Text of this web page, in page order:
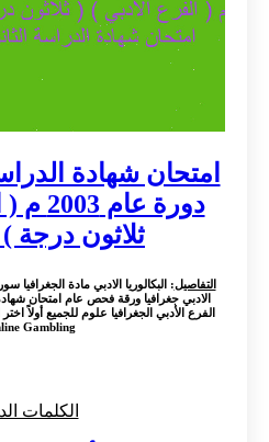
امتحان شهادة
دورة
ثلاثون درجة )
التفاصيل: البكالوريا الادبي مادة الجغرافيا
الادبي جغرافيا ورقة فحص عام امتحان شهادة
الفرع الأدبي الجغرافيا علوم للجميع أولاً
Gambling ...
الكلمات